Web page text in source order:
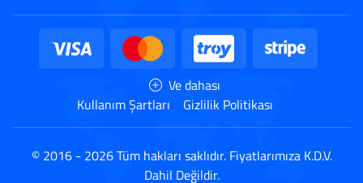
Ve dahası
Kullanım Şartları
Gizlilik Politikası
© 2016 - 2026 Tüm hakları saklıdır. Fiyatlarımıza K.D.V.
Dahil Değildir.